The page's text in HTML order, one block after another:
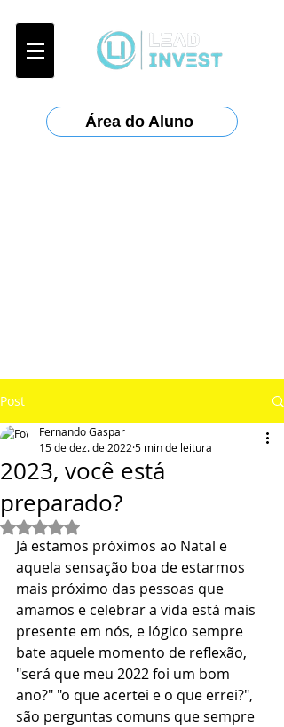
Área do Aluno
Post
2023, você está
preparado?
Fernando Gaspar
15 de dez. de 2022 5 min de leitura
Avaliado com NaN de 5 estrelas.
Já estamos próximos ao Natal e
aquela sensação boa de estarmos
mais próximo das pessoas que
amamos e celebrar a vida está mais
presente em nós, e lógico sempre
bate aquele momento de reflexão,
"será que meu 2022 foi um bom
ano?" "o que acertei e o que errei?",
são perguntas comuns que sempre